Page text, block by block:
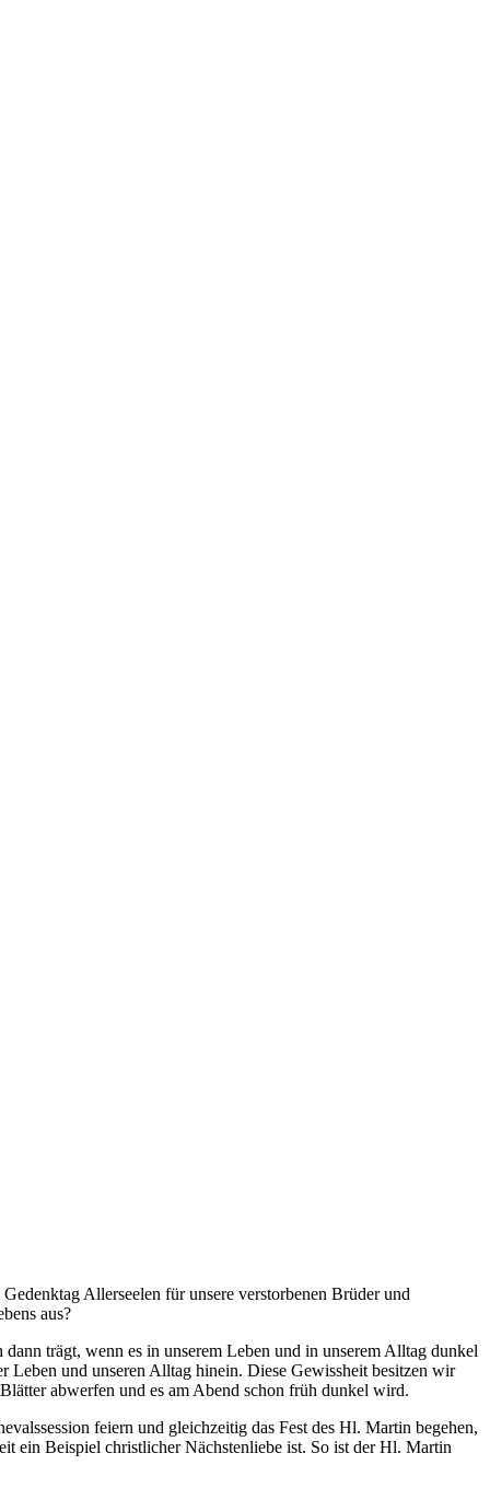
Allerseelen für unsere verstorbenen Brüder und
aus?
trägt, wenn es in unserem Leben und in unserem Alltag dunkel
Leben und unseren Alltag hinein. Diese Gewissheit besitzen wir
abwerfen und es am Abend schon früh dunkel wird.
feiern und gleichzeitig das Fest des Hl. Martin begehen,
ein Beispiel christlicher Nächstenliebe ist. So ist der Hl. Martin